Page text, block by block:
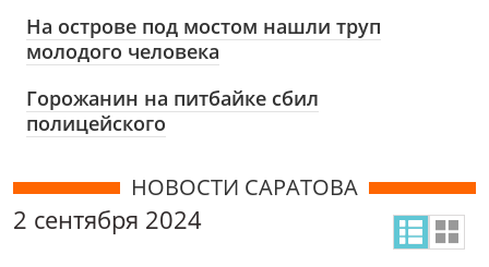
На острове под мостом нашли труп
молодого человека
Горожанин на питбайке сбил
полицейского
НОВОСТИ САРАТОВА
2 сентября 2024